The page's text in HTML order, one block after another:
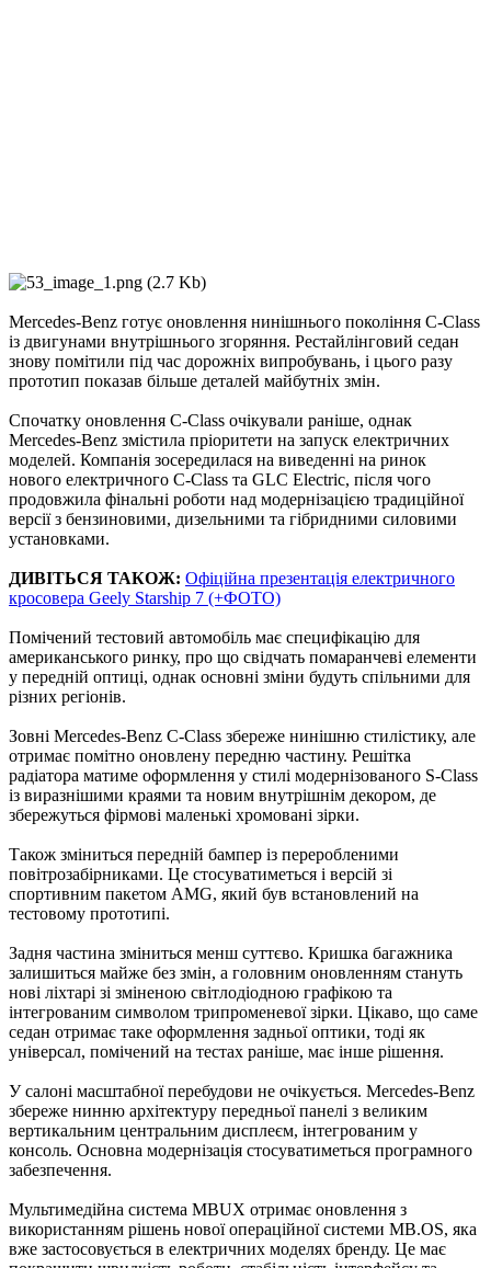
Mercedes-Benz готує оновлення нинішнього покоління C-Class
із двигунами внутрішнього згоряння. Рестайлінговий седан
знову помітили під час дорожніх випробувань, і цього разу
прототип показав більше деталей майбутніх змін.
Спочатку оновлення C-Class очікували раніше, однак
Mercedes-Benz змістила пріоритети на запуск електричних
моделей. Компанія зосередилася на виведенні на ринок
нового електричного C-Class та GLC Electric, після чого
продовжила фінальні роботи над модернізацією традиційної
версії з бензиновими, дизельними та гібридними силовими
установками.
ДИВІТЬСЯ ТАКОЖ: Офіційна презентація електричного
кросовера Geely Starship 7 (+ФОТО)
Помічений тестовий автомобіль має специфікацію для
американського ринку, про що свідчать помаранчеві елементи
у передній оптиці, однак основні зміни будуть спільними для
різних регіонів.
Зовні Mercedes-Benz C-Class збереже нинішню стилістику, але
отримає помітно оновлену передню частину. Решітка
радіатора матиме оформлення у стилі модернізованого S-Class
із виразнішими краями та новим внутрішнім декором, де
збережуться фірмові маленькі хромовані зірки.
Також зміниться передній бампер із переробленими
повітрозабірниками. Це стосуватиметься і версій зі
спортивним пакетом AMG, який був встановлений на
тестовому прототипі.
Задня частина зміниться менш суттєво. Кришка багажника
залишиться майже без змін, а головним оновленням стануть
нові ліхтарі зі зміненою світлодіодною графікою та
інтегрованим символом трипроменевої зірки. Цікаво, що саме
седан отримає таке оформлення задньої оптики, тоді як
універсал, помічений на тестах раніше, має інше рішення.
У салоні масштабної перебудови не очікується. Mercedes-Benz
збереже нинню архітектуру передньої панелі з великим
вертикальним центральним дисплеєм, інтегрованим у
консоль. Основна модернізація стосуватиметься програмного
забезпечення.
Мультимедійна система MBUX отримає оновлення з
використанням рішень нової операційної системи MB.OS, яка
вже застосовується в електричних моделях бренду. Це має